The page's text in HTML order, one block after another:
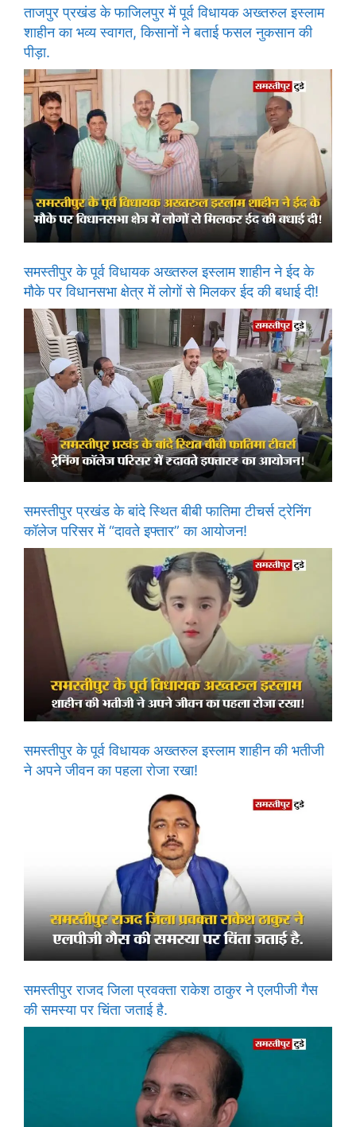
ताजपुर प्रखंड के फाजिलपुर में पूर्व विधायक अख्तरुल इस्लाम
शाहीन का भव्य स्वागत, किसानों ने बताई फसल नुकसान की
पीड़ा.
समस्तीपुर के पूर्व विधायक अख्तरुल इस्लाम शाहीन ने ईद के
मौके पर विधानसभा क्षेत्र में लोगों से मिलकर ईद की बधाई दी!
समस्तीपुर प्रखंड के बांदे स्थित बीबी फातिमा टीचर्स ट्रेनिंग
कॉलेज परिसर में “दावते इफ्तार” का आयोजन!
समस्तीपुर के पूर्व विधायक अख्तरुल इस्लाम शाहीन की भतीजी
ने अपने जीवन का पहला रोजा रखा!
समस्तीपुर राजद जिला प्रवक्ता राकेश ठाकुर ने एलपीजी गैस
की समस्या पर चिंता जताई है.